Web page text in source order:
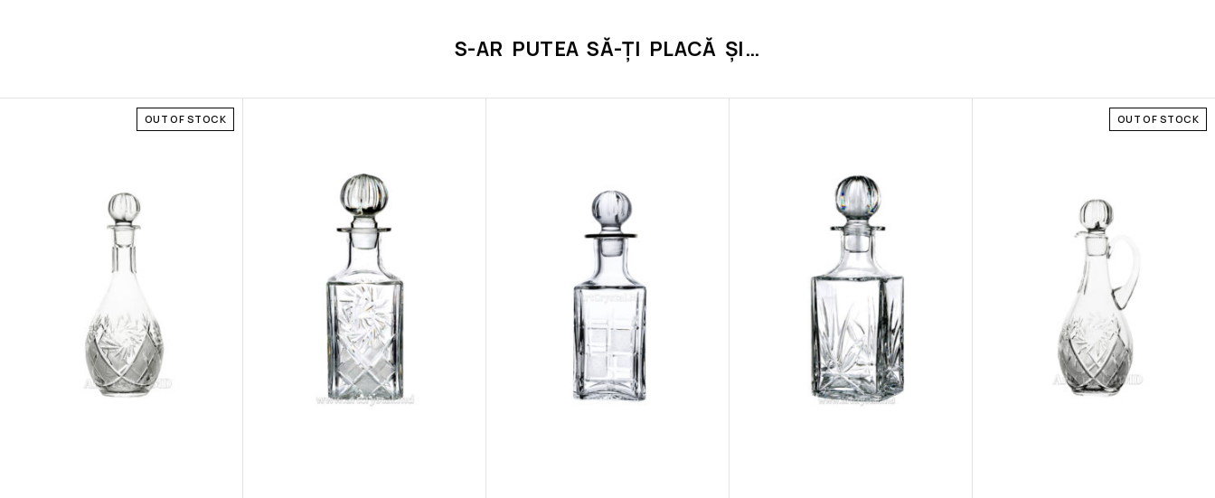
S-AR PUTEA SĂ-ȚI PLACĂ ȘI…
OUT OF STOCK OUT OF STOCK